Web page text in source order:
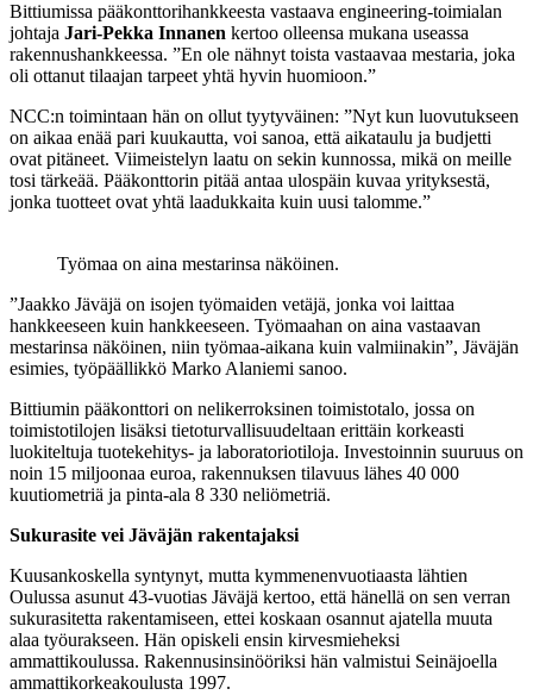
Bittiumissa pääkonttorihankkeesta vastaava engineering-toimialan
johtaja Jari-Pekka Innanen kertoo olleensa mukana useassa
rakennushankkeessa. ”En ole nähnyt toista vastaavaa mestaria, joka
oli ottanut tilaajan tarpeet yhtä hyvin huomioon.”
NCC:n toimintaan hän on ollut tyytyväinen: ”Nyt kun luovutukseen
on aikaa enää pari kuukautta, voi sanoa, että aikataulu ja budjetti
ovat pitäneet. Viimeistelyn laatu on sekin kunnossa, mikä on meille
tosi tärkeää. Pääkonttorin pitää antaa ulospäin kuvaa yrityksestä,
jonka tuotteet ovat yhtä laadukkaita kuin uusi talomme.”
Työmaa on aina mestarinsa näköinen.
”Jaakko Jäväjä on isojen työmaiden vetäjä, jonka voi laittaa
hankkeeseen kuin hankkeeseen. Työmaahan on aina vastaavan
mestarinsa näköinen, niin työmaa-aikana kuin valmiinakin”, Jäväjän
esimies, työpäällikkö Marko Alaniemi sanoo.
Bittiumin pääkonttori on nelikerroksinen toimistotalo, jossa on
toimistotilojen lisäksi tietoturvallisuudeltaan erittäin korkeasti
luokiteltuja tuotekehitys- ja laboratoriotiloja. Investoinnin suuruus on
noin 15 miljoonaa euroa, rakennuksen tilavuus lähes 40 000
kuutiometriä ja pinta-ala 8 330 neliömetriä.
Sukurasite vei Jäväjän rakentajaksi
Kuusankoskella syntynyt, mutta kymmenenvuotiaasta lähtien
Oulussa asunut 43-vuotias Jäväjä kertoo, että hänellä on sen verran
sukurasitetta rakentamiseen, ettei koskaan osannut ajatella muuta
alaa työurakseen. Hän opiskeli ensin kirvesmieheksi
ammattikoulussa. Rakennusinsinööriksi hän valmistui Seinäjoella
ammattikorkeakoulusta 1997.